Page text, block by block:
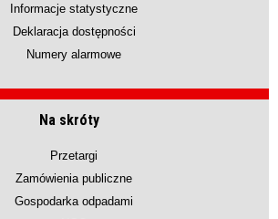
Informacje statystyczne
Deklaracja dostępności
Numery alarmowe
Na skróty
Przetargi
Zamówienia publiczne
Gospodarka odpadami